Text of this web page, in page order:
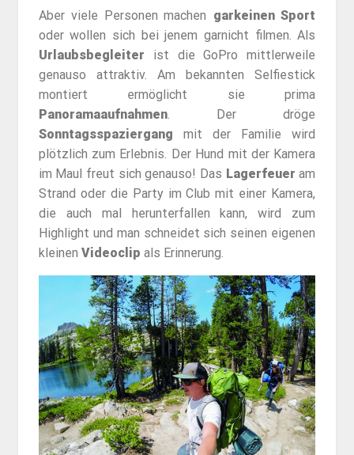
Aber viele Personen machen garkeinen Sport
oder wollen sich bei jenem garnicht filmen. Als
Urlaubsbegleiter ist die GoPro mittlerweile
genauso attraktiv. Am bekannten Selfiestick
montiert ermöglicht sie prima
Panoramaaufnahmen. Der dröge
Sonntagsspaziergang mit der Familie wird
plötzlich zum Erlebnis. Der Hund mit der Kamera
im Maul freut sich genauso! Das Lagerfeuer am
Strand oder die Party im Club mit einer Kamera,
die auch mal herunterfallen kann, wird zum
Highlight und man schneidet sich seinen eigenen
kleinen Videoclip als Erinnerung.